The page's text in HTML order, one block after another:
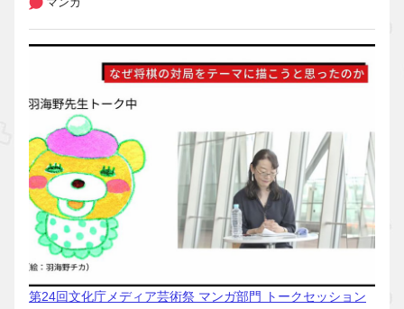
第24回文化庁メディア芸術祭 マンガ部門 トークセッション